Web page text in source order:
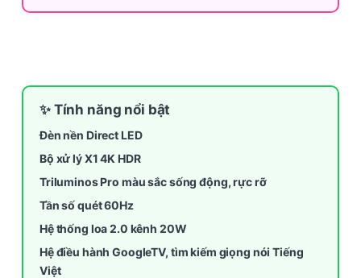
✨ Tính năng nổi bật
Đèn nền Direct LED
Bộ xử lý X1 4K HDR
Triluminos Pro màu sắc sống động, rực rỡ
Tần số quét 60Hz
Hệ thống loa 2.0 kênh 20W
Hệ điều hành GoogleTV, tìm kiếm giọng nói Tiếng
Việt